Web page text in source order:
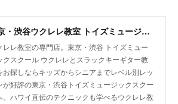
東京・渋谷ウクレレ教室 トイズミュージックスクール｜体験レッスン実施中！
レレ教室の専門店。東京・渋谷 トイズミュー
クスクール ウクレレとスラックキーギター教
お探しならキッズからシニアまでレベル別レッ
が好評の東京・渋谷トイズミュージックスクー
。ハワイ直伝のテクニックも学べるウクレレ教